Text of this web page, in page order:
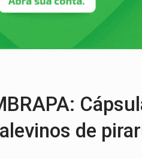
Forças policiais
Flávio Bolsonaro
de